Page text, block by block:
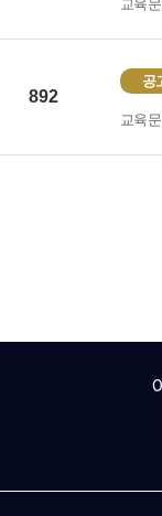
교육
892
공
교육